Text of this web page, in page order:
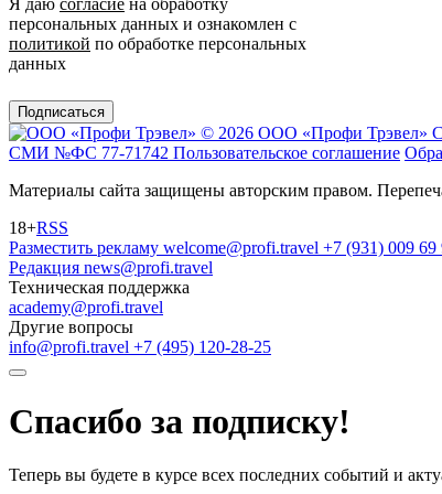
Я даю согласие на обработку
персональных данных и ознакомлен с
политикой по обработке персональных
данных
Подписаться
© 2026 ООО «Профи Трэвeл»
СМИ №ФС 77-71742 Пользовательское соглашение
Материалы сайта защищены авторским правом.
18+RSS
Разместить рекламу welcome@profi.travel +7 (931) 009 69
Редакция news@profi.travel
Техническая поддержка
academy@profi.travel
Другие вопросы
info@profi.travel +7 (495) 120-28-25
Спасибо за подписку!
Теперь вы будете в курсе всех последних событий и